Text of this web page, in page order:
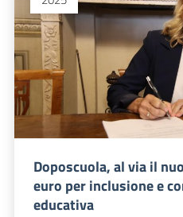
Doposcuola, al via il
euro per inclusione e
educativa